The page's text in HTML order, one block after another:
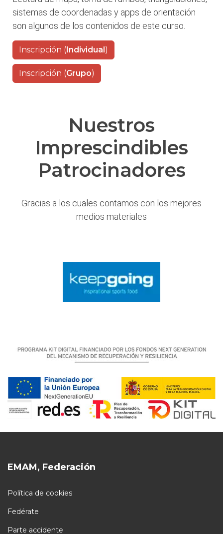
sistemas de coordenadas y apps de orientación
son algunos de los contenidos de este curso.
Inscripción (Individual)
Inscripción (Grupo)
Nuestros
Imprescindibles
Patrocinadores
Gracias a los cuales contamos con los mejores
medios materiales
EMAM, Federación
Política de cookies
Fedérate
Parte accidente